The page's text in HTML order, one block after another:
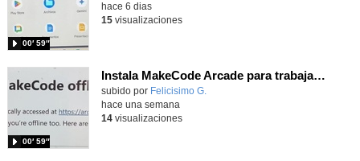
00′ 59″
hace 6 dias
15visualizaciones
Instala MakeCode Arcade para trabajar offline en tu tablet, ordenador, Chromebook
Contenido educativo.
subido por Felicisimo G.
00′ 59″
hace una semana
14visualizaciones